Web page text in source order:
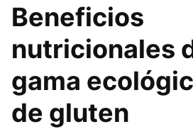
Beneficios
nutricionales
gama
de gluten